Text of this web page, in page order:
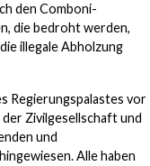
den Comboni-
die bedroht werden,
illegale Abholzung
Regierungspalastes vor
Zivilgesellschaft und
und
Alle haben